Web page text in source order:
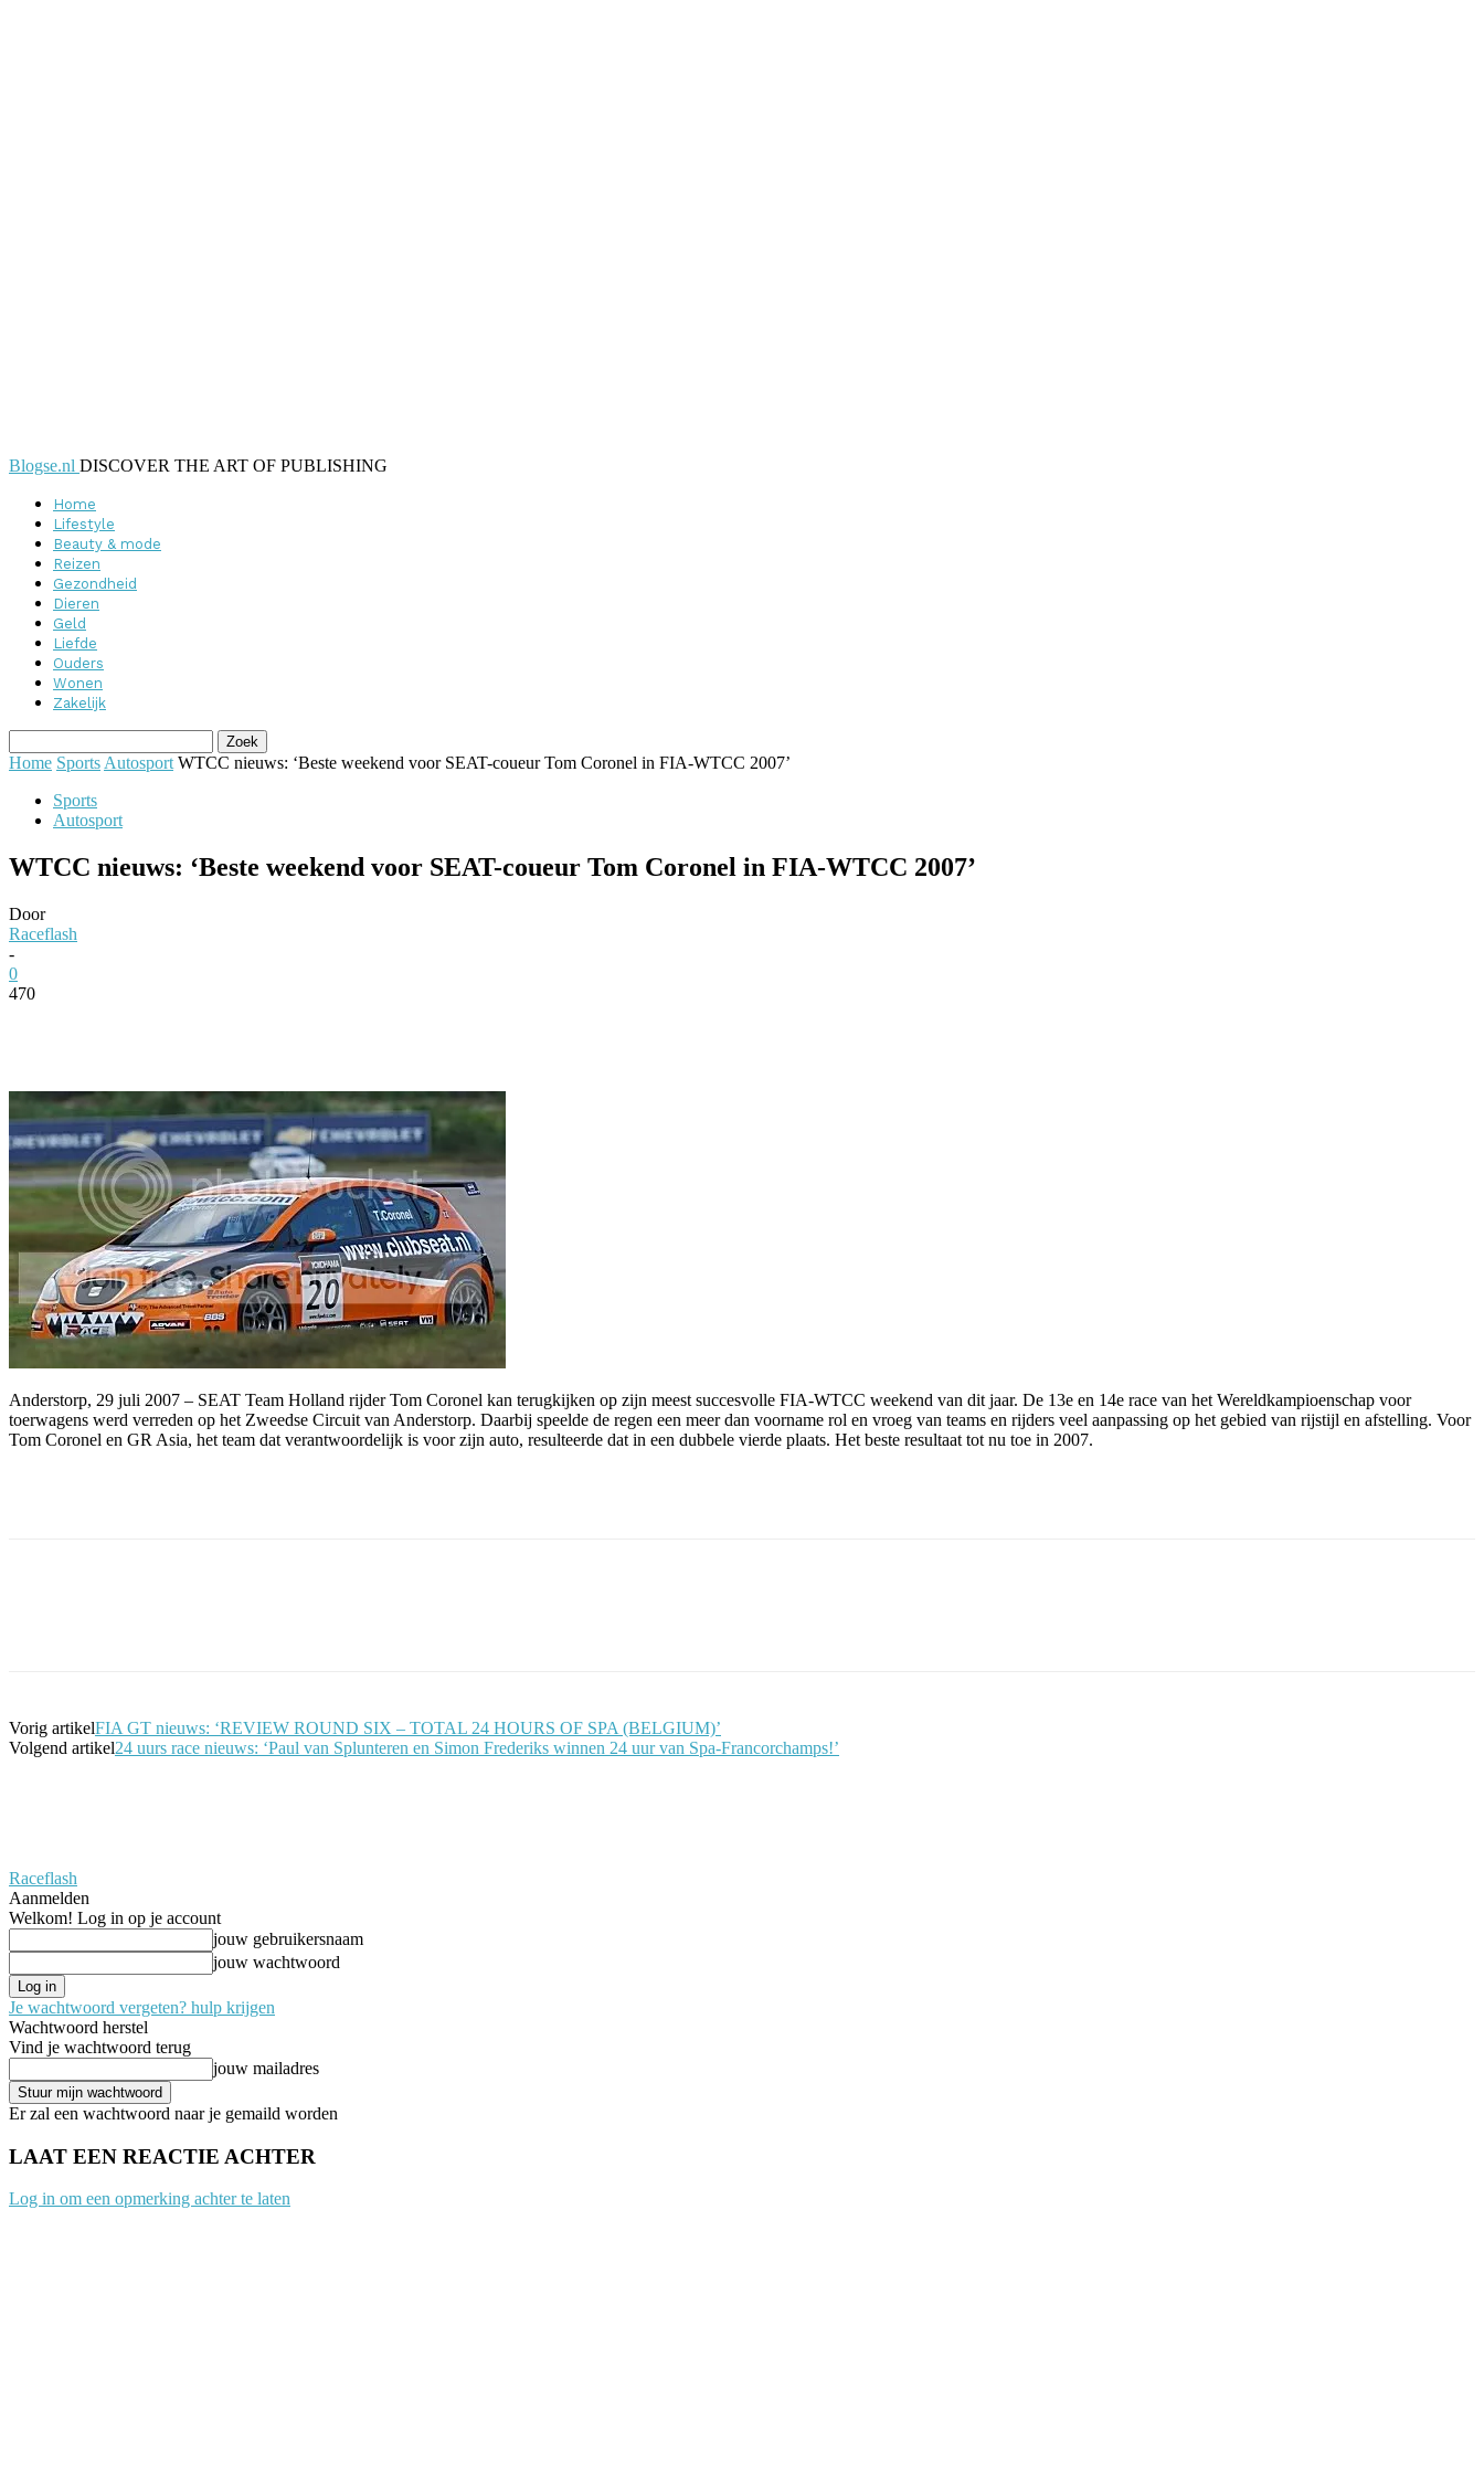
Blogse.nl DISCOVER THE ART OF PUBLISHING
Home
Lifestyle
Beauty & mode
Reizen
Gezondheid
Dieren
Geld
Liefde
Ouders
Wonen
Zakelijk
Home Sports Autosport WTCC nieuws: ‘Beste weekend voor SEAT-coueur Tom Coronel in FIA-WTCC 2007’
Sports
Autosport
WTCC nieuws: ‘Beste weekend voor SEAT-coueur Tom Coronel in FIA-WTCC 2007’
Door
Raceflash
-
0
470
Anderstorp, 29 juli 2007 – SEAT Team Holland rijder Tom Coronel kan terugkijken op zijn meest succesvolle FIA-WTCC weekend van dit jaar. De 13e en 14e race van het Wereldkampioenschap voor
toerwagens werd verreden op het Zweedse Circuit van Anderstorp. Daarbij speelde de regen een meer dan voorname rol en vroeg van teams en rijders veel aanpassing op het gebied van rijstijl en afstelling. Voor
Tom Coronel en GR Asia, het team dat verantwoordelijk is voor zijn auto, resulteerde dat in een dubbele vierde plaats. Het beste resultaat tot nu toe in 2007.
Vorig artikelFIA GT nieuws: ‘REVIEW ROUND SIX – TOTAL 24 HOURS OF SPA (BELGIUM)’
Volgend artikel24 uurs race nieuws: ‘Paul van Splunteren en Simon Frederiks winnen 24 uur van Spa-Francorchamps!’
Raceflash
Aanmelden
Welkom! Log in op je account
jouw gebruikersnaam
jouw wachtwoord
Je wachtwoord vergeten? hulp krijgen
Wachtwoord herstel
Vind je wachtwoord terug
jouw mailadres
Er zal een wachtwoord naar je gemaild worden
LAAT EEN REACTIE ACHTER
Log in om een opmerking achter te laten